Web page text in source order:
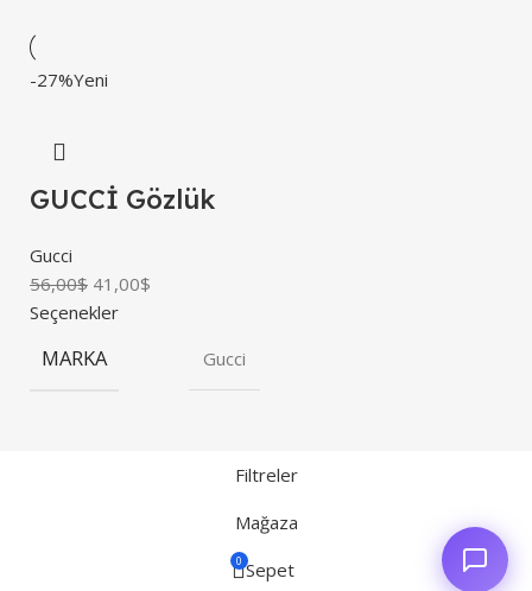
-27%Yeni
GUCCİ Gözlük
Gucci
56,00$ 41,00$
Seçenekler
MARKA Gucci
Filtreler
Mağaza
0 Sepet